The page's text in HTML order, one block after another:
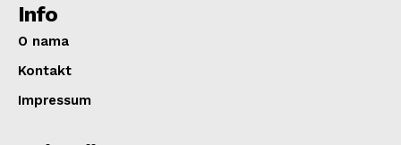
Info
O nama
Kontakt
Impressum